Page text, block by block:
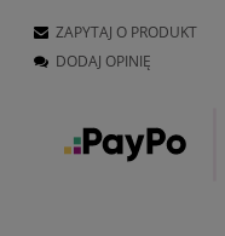
ZAPYTAJ O PRODUKT
DODAJ OPINIĘ